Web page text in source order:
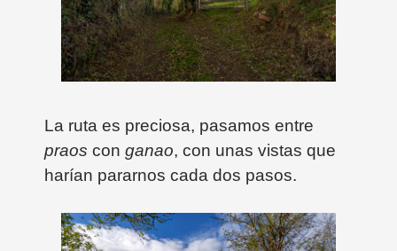
La ruta es preciosa, pasamos entre
praos con ganao, con unas vistas que
harían pararnos cada dos pasos.